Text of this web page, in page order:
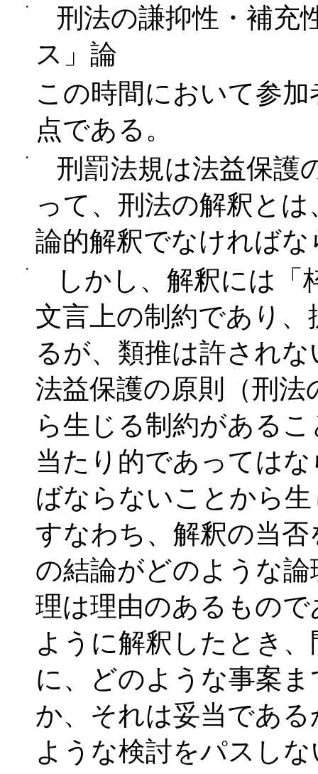
・
刑法の謙抑性・補充
ス」論
この時間において参
点である。
・
刑罰法規は法益保護
って、刑法の解釈と
論的解釈でなければ
・
しかし、解釈には「
文言上の制約であり
るが、類推は許され
法益保護の原則（刑
ら生じる制約がある
当たり的であっては
ばならないことから
すなわち、解釈の当
の結論がどのような
理は理由のあるもの
ように解釈したとき
に、どのような事案
か、それは妥当であ
ような検討をパスし